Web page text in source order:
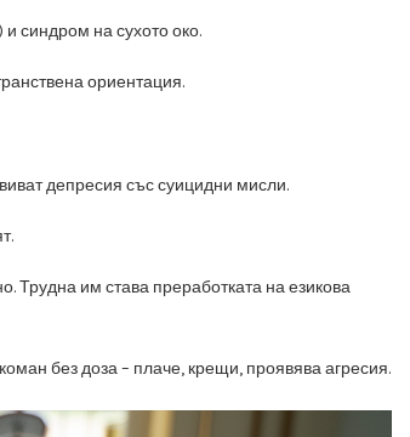
синдром на сухото око.
ориентация.
депресия със суицидни мисли.
Трудна им става преработката на езикова
без доза – плаче, крещи, проявява агресия.